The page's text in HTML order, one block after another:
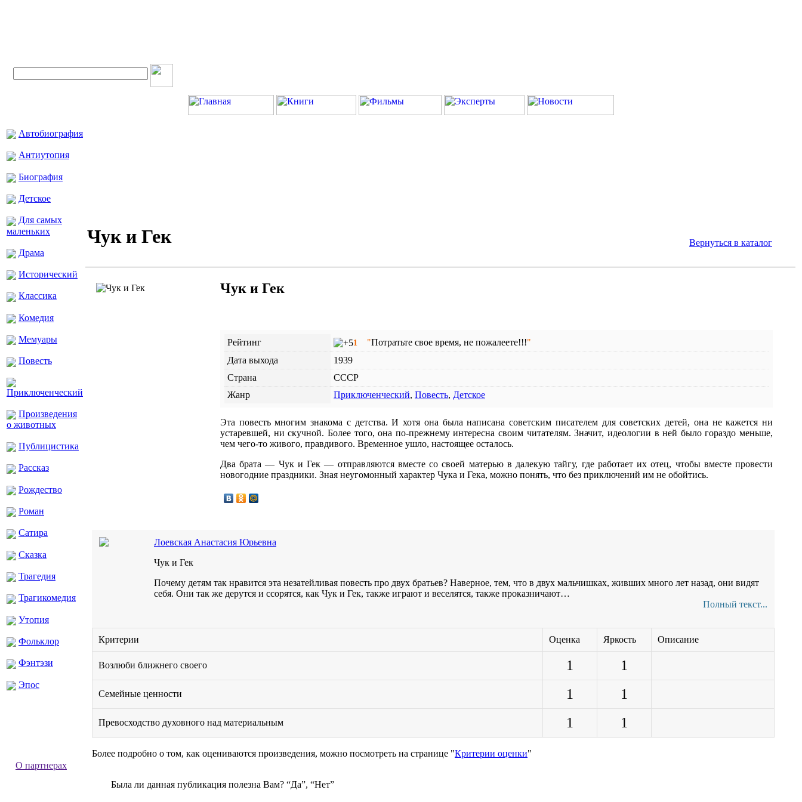
Автобиография
Антиутопия
Биография
Детское
Для самых
маленьких
Драма
Исторический
Классика
Комедия
Мемуары
Повесть
Приключенческий
Произведения
о животных
Публицистика
Рассказ
Рождество
Роман
Сатира
Сказка
Трагедия
Трагикомедия
Утопия
Фольклор
Фэнтэзи
Эпос
О партнерах
Чук и Гек Вернуться в каталог
Чук и Гек
Рейтинг 1 "Потратьте свое время, не пожалеете!!!"
Дата выхода
1939
Страна
СССР
Жанр
Приключенческий, Повесть, Детское
Эта повесть многим знакома с детства. И хотя она была написана советским писателем для советских детей, она не кажется ни
устаревшей, ни скучной. Более того, она по-прежнему интересна своим читателям. Значит, идеологии в ней было гораздо меньше,
чем чего-то живого, правдивого. Временное ушло, настоящее осталось.
Два брата — Чук и Гек — отправляются вместе со своей матерью в далекую тайгу, где работает их отец, чтобы вместе провести
новогодние праздники. Зная неугомонный характер Чука и Гека, можно понять, что без приключений им не обойтись.
Лоевская Анастасия Юрьевна
Чук и Гек
Почему детям так нравится эта незатейливая повесть про двух братьев? Наверное, тем, что в двух мальчишках, живших много лет назад, они видят
себя. Они так же дерутся и ссорятся, как Чук и Гек, также играют и веселятся, также проказничают…
Полный текст...
Критерии Оценка Яркость Описание
Возлюби ближнего своего 1 1
Семейные ценности 1 1
Превосходство духовного над материальным 1 1
Более подробно о том, как оцениваются произведения, можно посмотреть на странице "Критерии оценки"
Была ли данная публикация полезна Вам? “Да”, “Нет”